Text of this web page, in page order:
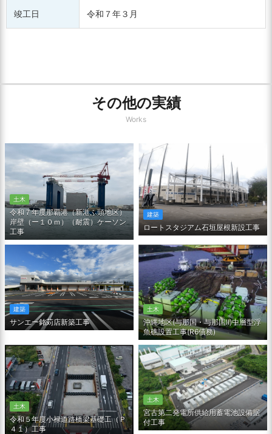
竣工日 令和７年３月
その他の実績
Works
土木
令和７年度那覇港（新港ふ頭地区）
岸壁（ー１０ｍ）（耐震）ケーソン
工事
建築
ロートスタジアム石垣屋根新設工事
建築
サンエー銘苅店新築工事
土木
沖縄地区(与那国・与那国Ⅱ)中層型浮
魚礁設置工事(R6債務)
土木
令和５年度小禄道路橋梁基礎工（Ｐ
４１）工事
土木
宮古第二発電所供給用蓄電池設備据
付工事